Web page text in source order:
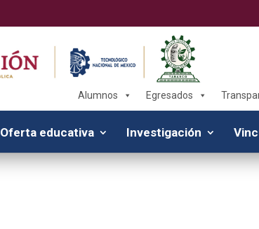
Oferta educativa Investigación
Alumnos Egresados